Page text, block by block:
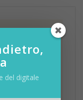
del digitale